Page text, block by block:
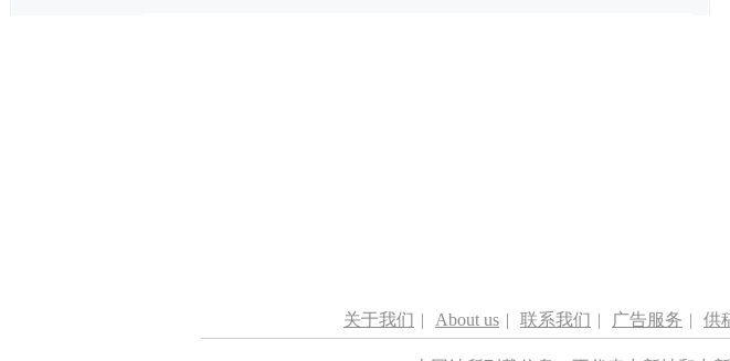
关于我们 | About us | 联系我们 | 广告服务 | 供